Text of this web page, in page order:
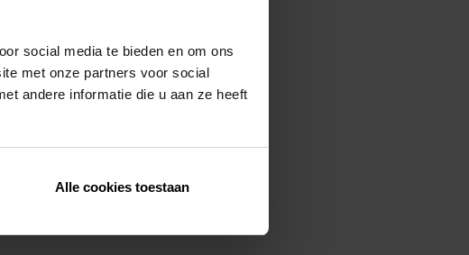
social media te bieden en om ons
met onze partners voor social
andere informatie die u aan ze heeft
Alle cookies toestaan